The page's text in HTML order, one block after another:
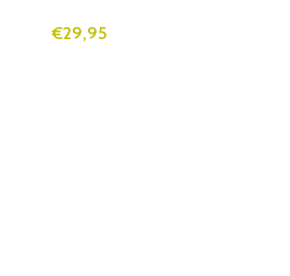
€29,95